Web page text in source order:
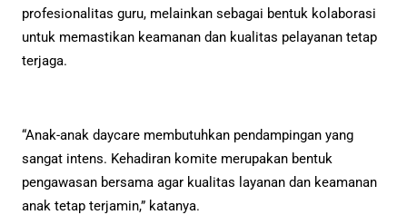
profesionalitas guru, melainkan sebagai bentuk kolaborasi
untuk memastikan keamanan dan kualitas pelayanan tetap
terjaga.
“Anak-anak daycare membutuhkan pendampingan yang
sangat intens. Kehadiran komite merupakan bentuk
pengawasan bersama agar kualitas layanan dan keamanan
anak tetap terjamin,” katanya.